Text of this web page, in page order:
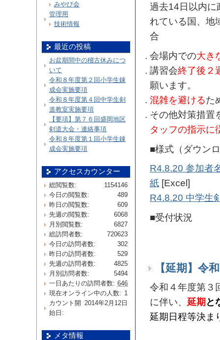
過去14日以内に
れている国、地
合
会場内での大き
講習会終了後２
願います。
混雑を避けるた
その他対策措置
タッフの指示に
■様式（ダウン
R4.8.20 参加者
紙 [Excel]
R4.8.20 中学生
■受付状況
【延期】令
令和４年度第３
に伴い、 延期 と
延期日程等決ま
みやび会
管理用
技術情報
最近の投稿
お盆期間中の稽古休みにつ
いて
令和８年度第２回小学生錬
成会実施要項
令和８年度第４回中学生剣
道教室実施要項
【要項】第７６回盛岡地区
剣道大会・連絡事項
令和８年度第１回小学生錬
成会実施要項
アクセスカウンター
1154146
総閲覧数:
489
今日の閲覧数:
609
昨日の閲覧数:
6068
先週の閲覧数:
6827
月別閲覧数:
720623
総訪問者数:
302
今日の訪問者数:
529
昨日の訪問者数:
4825
先週の訪問者数:
5494
月別訪問者数:
646
一日あたりの訪問者数:
1
現在オンライン中の人数:
2014年2月12日
カウント開
始日:
メタ情報